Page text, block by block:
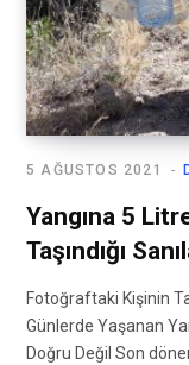
5 AĞUSTOS 2021
Yangına 5
Taşındığı
Fotoğraftaki Kişinin
Günlerde Yaşanan
Doğru Değil Son